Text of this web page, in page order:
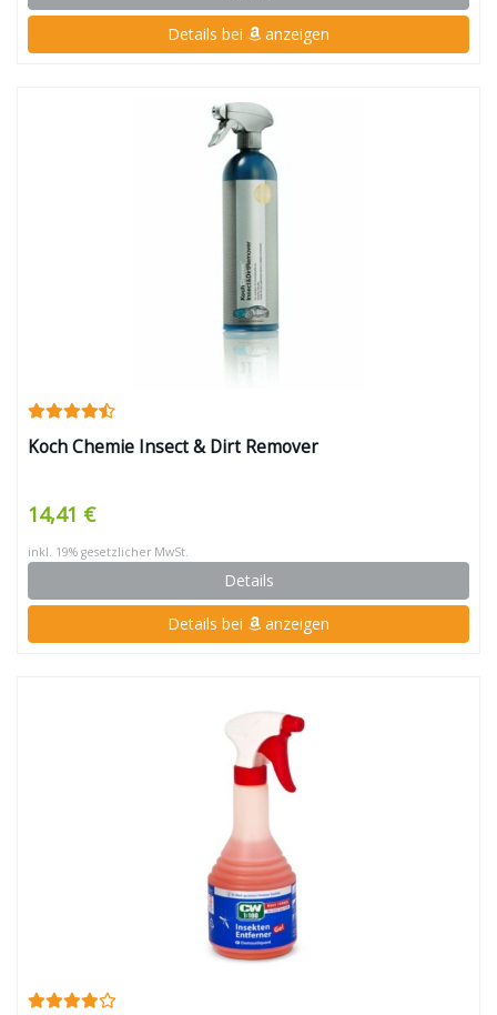
Details bei anzeigen
Koch Chemie Insect & Dirt Remover
14,41 €
inkl. 19% gesetzlicher MwSt.
Details
Details bei anzeigen